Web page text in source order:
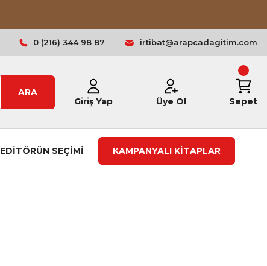
0 (216) 344 98 87 irtibat@arapcadagitim.com
ARA
Giriş Yap
Üye Ol Sepet
EDİTÖRÜN SEÇİMİ KAMPANYALI KİTAPLAR